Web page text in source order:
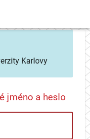
Karlovy
jméno a heslo